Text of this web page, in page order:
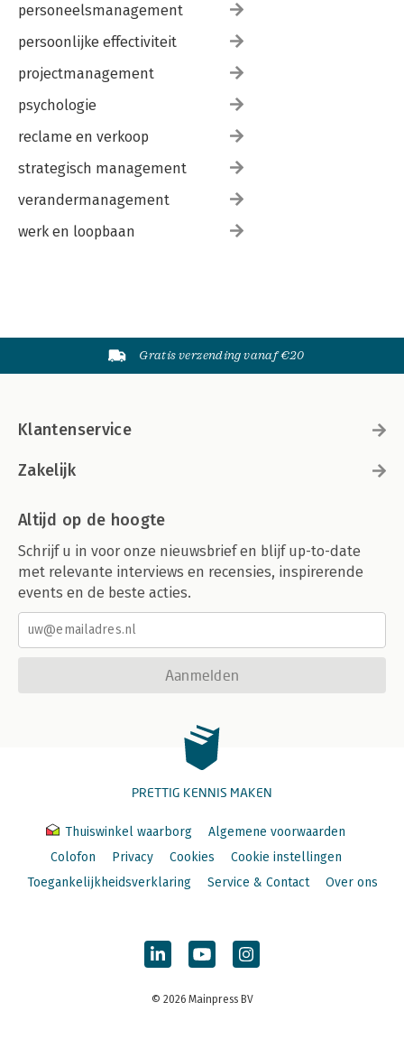
personeelsmanagement
persoonlijke effectiviteit
projectmanagement
psychologie
reclame en verkoop
strategisch management
verandermanagement
werk en loopbaan
Gratis verzending vanaf €20
Klantenservice
Zakelijk
Altijd op de hoogte
Schrijf u in voor onze nieuwsbrief en blijf up-to-date
met relevante interviews en recensies, inspirerende
events en de beste acties.
Aanmelden
PRETTIG KENNIS MAKEN
Thuiswinkel waarborg
Algemene voorwaarden
Colofon
Privacy Cookies
Cookie instellingen
Toegankelijkheidsverklaring
Service & Contact Over ons
© 2026 Mainpress BV